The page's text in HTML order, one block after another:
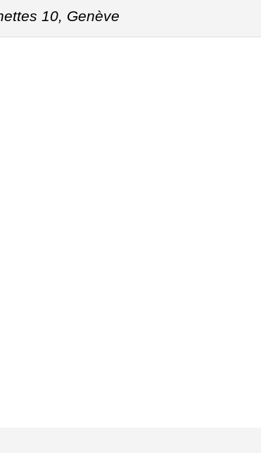
10, Genève